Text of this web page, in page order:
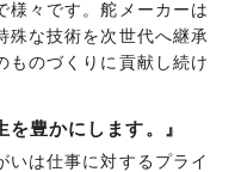
様々です。舵メーカーは
殊な技術を次世代へ継承
ものづくりに貢献し続け
を豊かにします。』
は仕事に対するプライ